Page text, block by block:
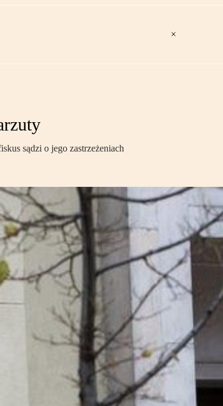
sądzi o jego zastrzeżeniach